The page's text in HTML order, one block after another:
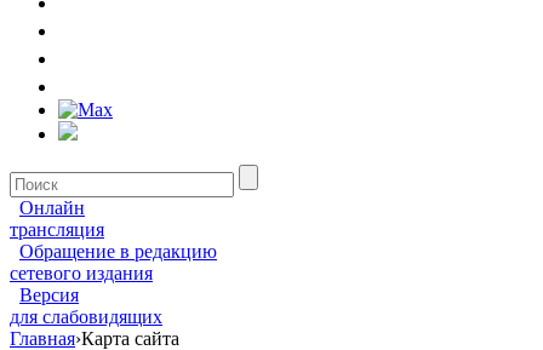
Онлайн
трансляция
Обращение в редакцию
сетевого издания
Версия
для слабовидящих
Главная›Карта сайта